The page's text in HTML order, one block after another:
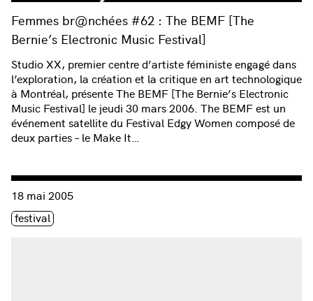
Femmes br@nchées #62 : The BEMF [The
Bernie’s Electronic Music Festival]
Studio XX, premier centre d’artiste féministe engagé dans
l’exploration, la création et la critique en art technologique
à Montréal, présente The BEMF [The Bernie’s Electronic
Music Festival] le jeudi 30 mars 2006. The BEMF est un
événement satellite du Festival Edgy Women composé de
deux parties – le Make It…
Consulter « HTMlles 7 – 2005 :: périphéries + proximités »
18 mai 2005
Étiquette(s)
festival